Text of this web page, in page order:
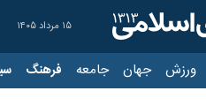
۱۵ مرداد ۱۴۰۵
ورزش جهان جامعه فرهنگ